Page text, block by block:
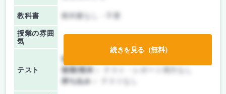
教科書 教科書なし・不要
授業の雰囲
気
テスト
前期/中間：
後期/期末：
持ち込み：
続きを見る（無料）